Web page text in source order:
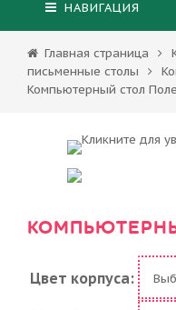
НАВИГАЦИЯ
Главная страница
письменные столы
Компьютерный стол
Цвет корпуса: